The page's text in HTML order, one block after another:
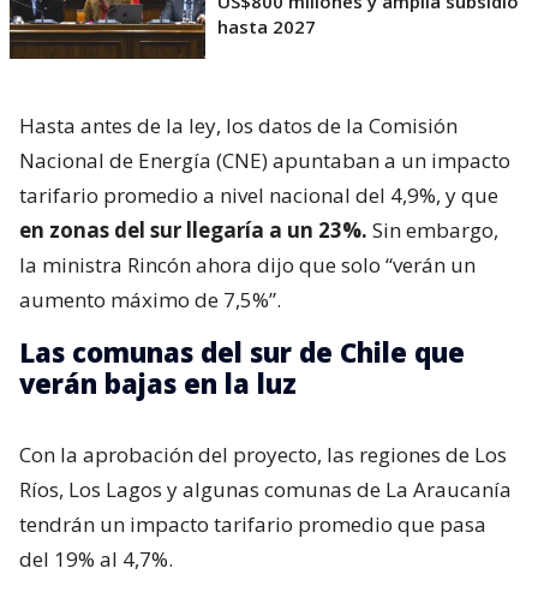
hasta 2027
Hasta antes de la ley, los datos de la Comisión
Nacional de Energía (CNE) apuntaban a un impacto
tarifario promedio a nivel nacional del 4,9%, y que
en zonas del sur llegaría a un 23%. Sin embargo,
la ministra Rincón ahora dijo que solo “verán un
aumento máximo de 7,5%”.
Las comunas del sur de Chile que
verán bajas en la luz
Con la aprobación del proyecto, las regiones de Los
Ríos, Los Lagos y algunas comunas de La Araucanía
tendrán un impacto tarifario promedio que pasa
del 19% al 4,7%.